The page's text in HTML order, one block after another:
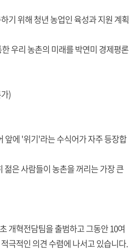
기 위해 청년 농업인 육성과 지원 계획
우리 농촌의 미래를 박연미 경제평론
)
앞에 '위기'라는 수식어가 자주 등장합
젊은 사람들이 농촌을 꺼리는 가장 큰
개혁전담팀을 출범하고 그동안 10여
극적인 의견 수렴에 나서고 있습니다.